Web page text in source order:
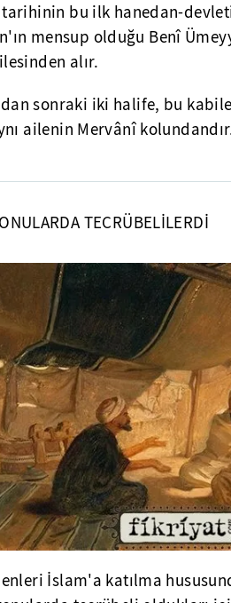
bu ilk hanedan-
mensup olduğu Benî
alır.
sonraki iki halife, bu
ailenin Mervânî
TECRÜBELİLERDİ
İslam'a katılma